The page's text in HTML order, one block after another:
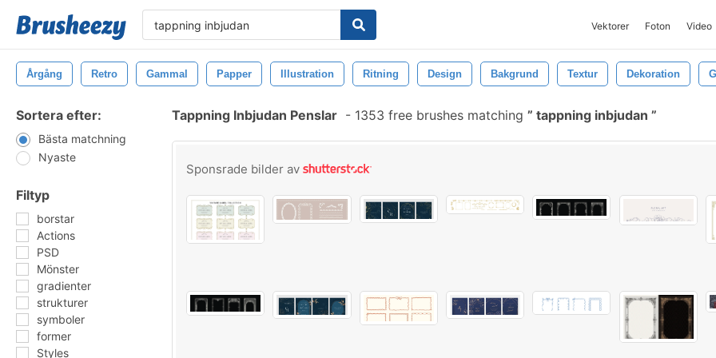
Vektorer Foton Video
Årgång Retro Gammal Papper Illustration Ritning Design Bakgrund Textur Dekoration
Sortera efter:
Bästa matchning
Nyaste
Filtyp
borstar
Actions
PSD
Mönster
gradienter
strukturer
symboler
former
Styles
Tappning Inbjudan Penslar - 1353 free brushes matching tappning inbjudan
Sponsrade bilder av